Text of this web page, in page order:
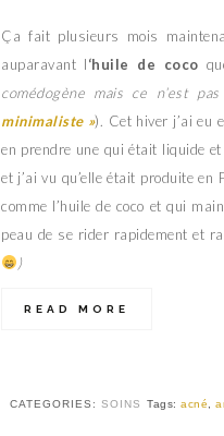
Ça fait plusieurs mois
auparavant l‘huile de coco
comédogène mais ce n’est
minimaliste »). Cet hiver j’ai eu
en prendre une qui était liquide
et j’ai vu qu’elle était produite
comme l’huile de coco et qui
peau de se rider rapidement et
)
READ MORE
CATEGORIES: SOINS Tags: acné